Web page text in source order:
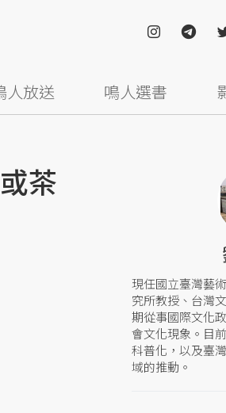
人放送 鳴人選書
茶
現任國立臺灣藝
究所教授、台灣
期從事國際文化
會文化現象。目
科普化，以及臺
域的推動。